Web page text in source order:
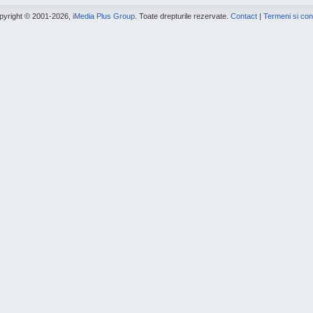
© 2001-2026, iMedia Plus Group . Toate drepturile rezervate. Contact | Termeni si